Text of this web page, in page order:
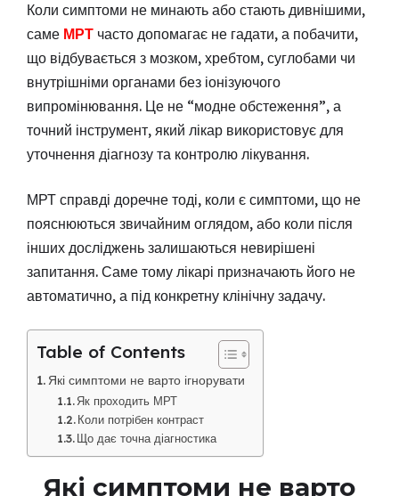
Коли симптоми не минають або стають дивнішими,
саме МРТ часто допомагає не гадати, а побачити,
що відбувається з мозком, хребтом, суглобами чи
внутрішніми органами без іонізуючого
випромінювання. Це не “модне обстеження”, а
точний інструмент, який лікар використовує для
уточнення діагнозу та контролю лікування.
МРТ справді доречне тоді, коли є симптоми, що не
пояснюються звичайним оглядом, або коли після
інших досліджень залишаються невирішені
запитання. Саме тому лікарі призначають його не
автоматично, а під конкретну клінічну задачу.
Table of Contents
Які симптоми не варто ігнорувати
Як проходить МРТ
Коли потрібен контраст
Що дає точна діагностика
Які симптоми не варто